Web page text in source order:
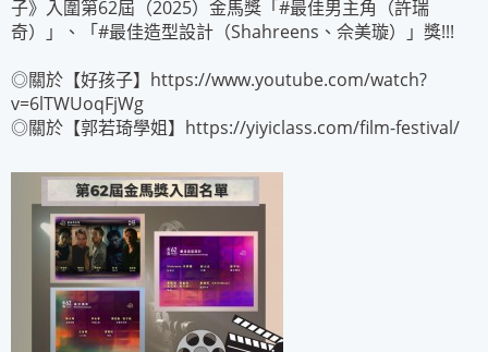
子》入圍第62屆（2025）金馬獎「#最佳男主角（許瑞
奇）」、「#最佳造型設計（Shahreens、佘美璇）」獎!!!
◎關於【好孩子】https://www.youtube.com/watch?
v=6lTWUoqFjWg
◎關於【郭若琦學姐】https://yiyiclass.com/film-festival/